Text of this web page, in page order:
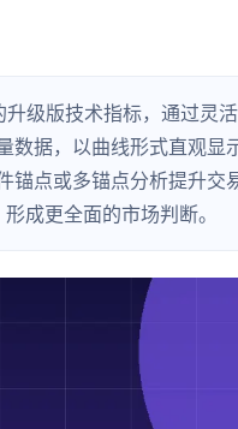
级版技术指标，通过灵
数据，以曲线形式直观显
锚点或多锚点分析提升交
成更全面的市场判断。